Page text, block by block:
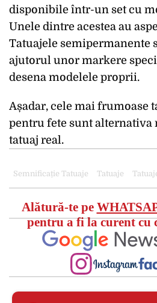
disponibile într-un set cu
Unele dintre acestea au
Tatuajele semipermanente
ajutorul unor markere
desena modelele proprii.
Așadar, cele mai frumoase
pentru fete sunt alternativa
tatuaj real.
Semnificație Tatuaje Tatuaje
Alătură-te pe
pentru a fi la curent cu